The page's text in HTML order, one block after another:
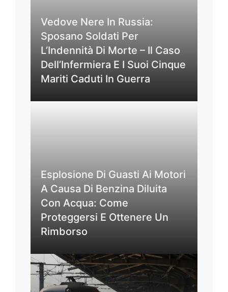
Vedove Nere In Russia:
Sposano Soldati Per
L’Indennità Di Morte – Il Caso
Dell’Infermiera E I Suoi Cinque
Mariti Caduti In Guerra
Esplosione Di Guasti Ai Motori
A Causa Di Benzina Diluita
Con Acqua: Come
Proteggersi E Ottenere Un
Rimborso